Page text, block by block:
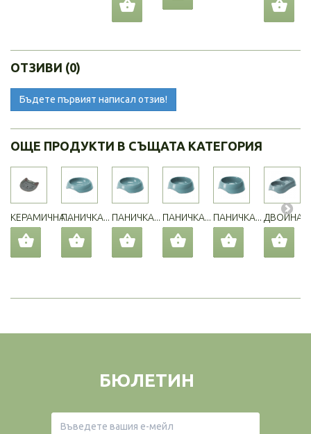
ОТЗИВИ (0)
Бъдете първият написал отзив!
ОЩЕ ПРОДУКТИ В СЪЩАТА КАТЕГОРИЯ
КЕРАМИЧНА...ПАНИЧКА... ПАНИЧКА... ПАНИЧКА... ПАНИЧКА... ДВОЙНА...
БЮЛЕТИН